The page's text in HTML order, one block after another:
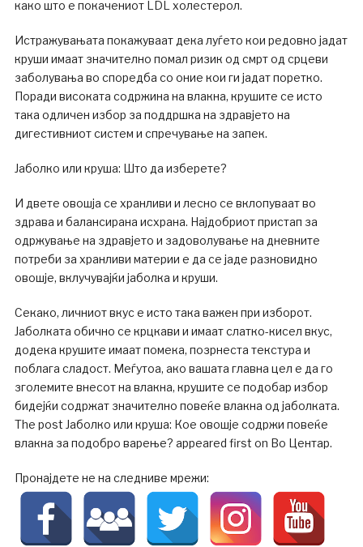
како што е покачениот LDL холестерол.
Истражувањата покажуваат дека луѓето кои редовно јадат
круши имаат значително помал ризик од смрт од срцеви
заболувања во споредба со оние кои ги јадат поретко.
Поради високата содржина на влакна, крушите се исто
така одличен избор за поддршка на здравјето на
дигестивниот систем и спречување на запек.
Јаболко или круша: Што да изберете?
И двете овошја се хранливи и лесно се вклопуваат во
здрава и балансирана исхрана. Најдобриот пристап за
одржување на здравјето и задоволување на дневните
потреби за хранливи материи е да се јаде разновидно
овошје, вклучувајќи јаболка и круши.
Секако, личниот вкус е исто така важен при изборот.
Јаболката обично се крцкави и имаат слатко-кисел вкус,
додека крушите имаат помека, позрнеста текстура и
поблага сладост. Меѓутоа, ако вашата главна цел е да го
зголемите внесот на влакна, крушите се подобар избор
бидејќи содржат значително повеќе влакна од јаболката.
The post Јаболко или круша: Кое овошје содржи повеќе
влакна за подобро варење? appeared first on Во Центар.
Пронајдете не на следниве мрежи: